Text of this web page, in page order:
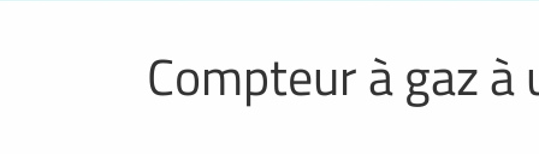
Compteur à gaz